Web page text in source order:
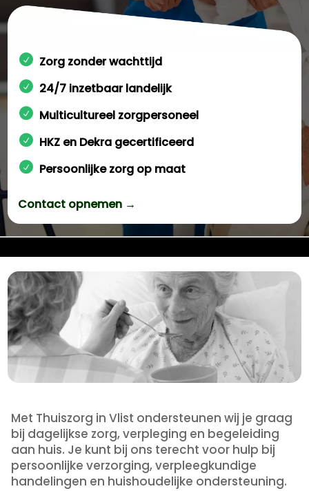
Zorg zonder wachttijd
24/7 inzetbaar landelijk
Multicultureel zorgpersoneel
HKZ en Dekra gecertificeerd
Persoonlijke zorg op maat
Contact opnemen →
Met Thuiszorg in Vlist ondersteunen wij je graag
bij dagelijkse zorg, verpleging en begeleiding
aan huis. Je kunt bij ons terecht voor hulp bij
persoonlijke verzorging, verpleegkundige
handelingen en huishoudelijke ondersteuning.